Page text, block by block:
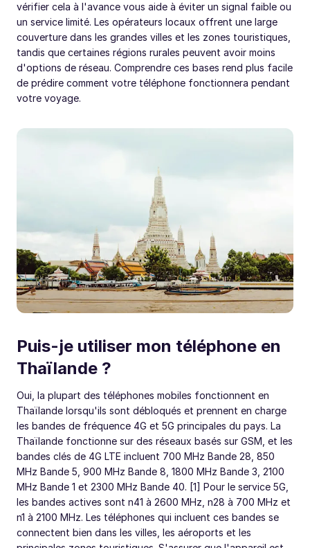
vérifier cela à l'avance vous aide à éviter un signal faible ou
un service limité. Les opérateurs locaux offrent une large
couverture dans les grandes villes et les zones touristiques,
tandis que certaines régions rurales peuvent avoir moins
d'options de réseau. Comprendre ces bases rend plus facile
de prédire comment votre téléphone fonctionnera pendant
votre voyage.
Puis-je utiliser mon téléphone en
Thaïlande ?
Oui, la plupart des téléphones mobiles fonctionnent en
Thaïlande lorsqu'ils sont débloqués et prennent en charge
les bandes de fréquence 4G et 5G principales du pays. La
Thaïlande fonctionne sur des réseaux basés sur GSM, et les
bandes clés de 4G LTE incluent 700 MHz Bande 28, 850
MHz Bande 5, 900 MHz Bande 8, 1800 MHz Bande 3, 2100
MHz Bande 1 et 2300 MHz Bande 40. [1] Pour le service 5G,
les bandes actives sont n41 à 2600 MHz, n28 à 700 MHz et
n1 à 2100 MHz. Les téléphones qui incluent ces bandes se
connectent bien dans les villes, les aéroports et les